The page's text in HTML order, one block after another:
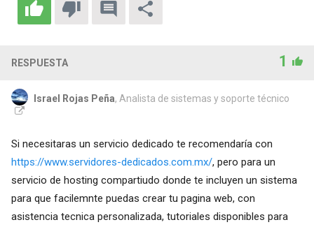
RESPUESTA 1
Israel Rojas Peña, Analista de sistemas y soporte técnico
Si necesitaras un servicio dedicado te recomendaría con
https://www.servidores-dedicados.com.mx/, pero para un
servicio de hosting compartiudo donde te incluyen un sistema
para que facilemnte puedas crear tu pagina web, con
asistencia tecnica personalizada, tutoriales disponibles para